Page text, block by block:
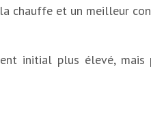
chauffe et un meilleur
initial plus élevé, mais